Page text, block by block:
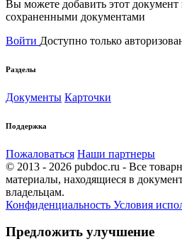
Вы можете добавить этот документ
сохраненными документами
Войти Доступно только
Разделы
Документы Карточки
Поддержка
Пожаловаться Наши партнеры
© 2013 - 2026 pubdoc.ru - Все
материалы, находящиеся в
владельцам.
Конфиденциальность Условия
Предложить улучшение